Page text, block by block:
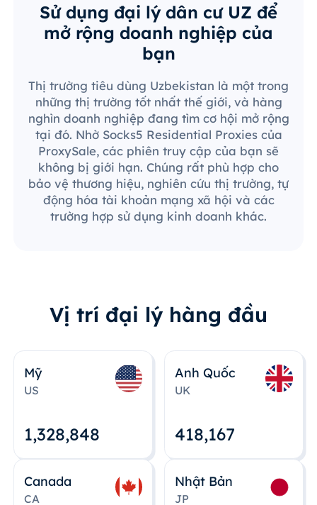
Sử dụng đại lý dân cư UZ để
mở rộng doanh nghiệp của
bạn
Thị trường tiêu dùng Uzbekistan là một trong
những thị trường tốt nhất thế giới, và hàng
nghìn doanh nghiệp đang tìm cơ hội mở rộng
tại đó. Nhờ Socks5 Residential Proxies của
ProxySale, các phiên truy cập của bạn sẽ
không bị giới hạn. Chúng rất phù hợp cho
bảo vệ thương hiệu, nghiên cứu thị trường, tự
động hóa tài khoản mạng xã hội và các
trường hợp sử dụng kinh doanh khác.
Vị trí đại lý hàng đầu
Mỹ
US
1,328,848
Anh Quốc
UK
418,167
Canada
CA
Nhật Bản
JP